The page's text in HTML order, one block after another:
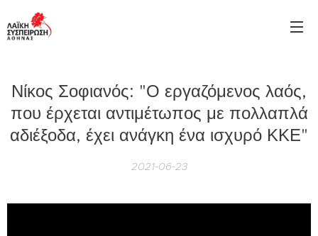
Νίκος Σοφιανός: "Ο εργαζόμενος λαός,
που έρχεται αντιμέτωπος με πολλαπλά
αδιέξοδα, έχει ανάγκη ένα ισχυρό ΚΚΕ"
2021-06-23